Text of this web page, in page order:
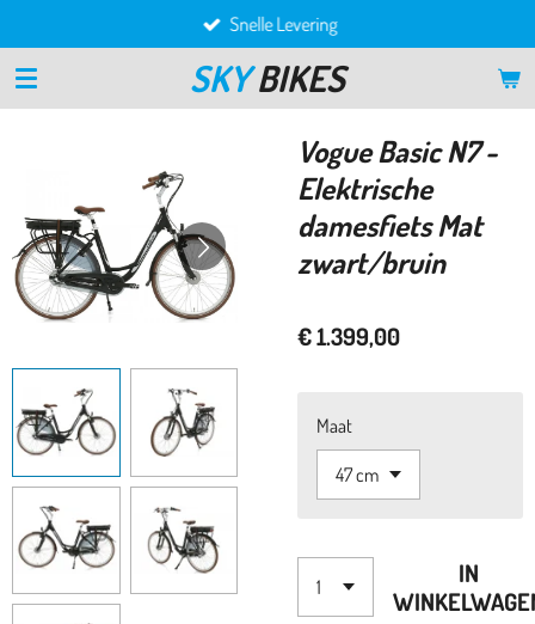
direct
naar
de
SKY BIKES
Snelle Levering
Vogue Basic N7 -
Elektrische
damesfiets Mat
zwart/bruin
€ 1.399,00
Maat
IN